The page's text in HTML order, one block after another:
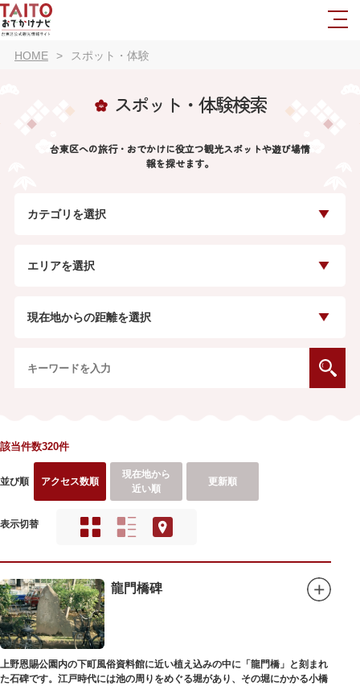
HOME スポット・体験
スポット・体験検索
台東区への旅行・おでかけに役立つ観光スポットや遊び場情
報を探せます。
カテゴリを選択
エリアを選択
現在地からの距離を選択
該当件数320件
並び順 アクセス数順
現在地から
近い順
更新順
表示切替
龍門橋碑
上野恩賜公園内の下町風俗資料館に近い植え込みの中に「龍門橋」と刻まれ
た石碑です。江戸時代には池の周りをめぐる堀があり、その堀にかかる小橋